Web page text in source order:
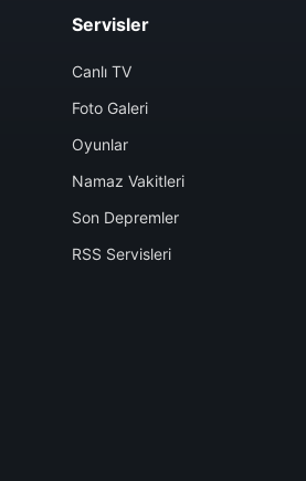
Servisler
Canlı TV
Foto Galeri
Oyunlar
Namaz Vakitleri
Son Depremler
RSS Servisleri